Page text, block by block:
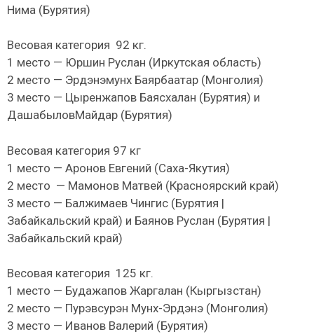
Нима (Бурятия)
Весовая категория 92 кг.
1 место — Юршин Руслан (Иркутская область)
2 место — Эрдэнэмунх Баярбаатар (Монголия)
3 место — Цыренжапов Баясхалан (Бурятия) и
ДашабыловМайдар (Бурятия)
Весовая категория 97 кг
1 место — Аронов Евгений (Саха-Якутия)
2 место — Мамонов Матвей (Красноярский край)
3 место — Балжимаев Чингис (Бурятия |
Забайкальский край) и Баянов Руслан (Бурятия |
Забайкальский край)
Весовая категория 125 кг.
1 место — Будажапов Жаргалан (Кыргызстан)
2 место — Пурэвсурэн Мунх-Эрдэнэ (Монголия)
3 место — Иванов Валерий (Бурятия)